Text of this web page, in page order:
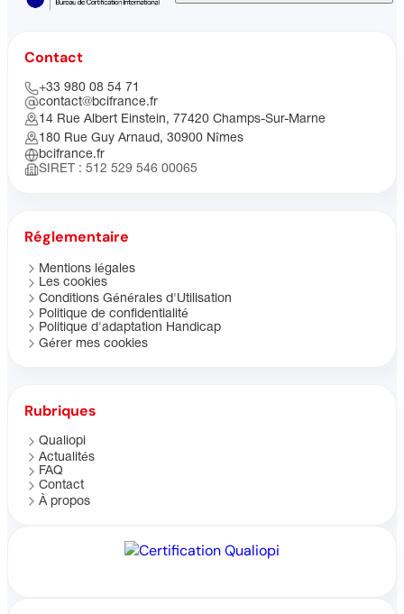
Contact
+33 980 08 54 71
contact@bcifrance.fr
14 Rue Albert Einstein, 77420 Champs-Sur-Marne
180 Rue Guy Arnaud, 30900 Nîmes
bcifrance.fr
SIRET : 512 529 546 00065
Réglementaire
Mentions légales
Les cookies
Conditions Générales d'Utilisation
Politique de confidentialité
Politique d'adaptation Handicap
Gérer mes cookies
Rubriques
Qualiopi
Actualités
FAQ
Contact
À propos